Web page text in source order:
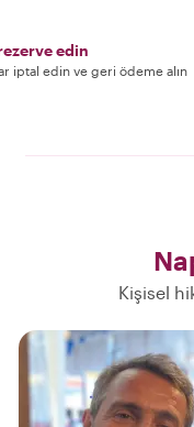
edin
iptal edin ve geri ödeme alın
Kişisel